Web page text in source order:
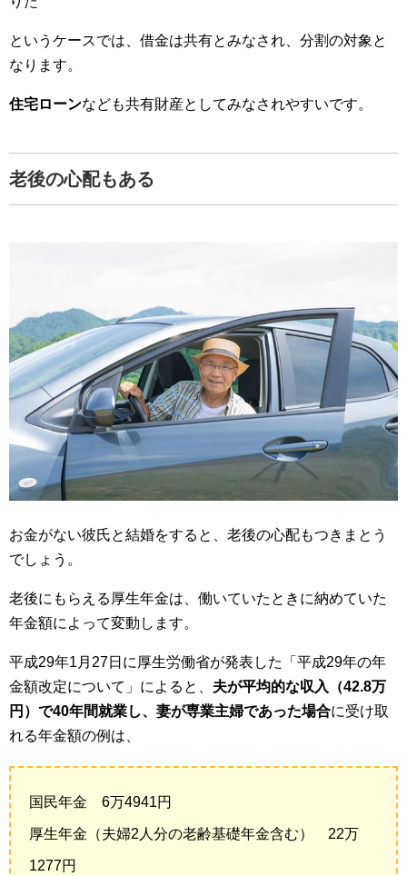
というケースでは、借金は共有とみなされ、分割の対象と
なります。
住宅ローンなども共有財産としてみなされやすいです。
老後の心配もある
お金がない彼氏と結婚をすると、老後の心配もつきまとう
でしょう。
老後にもらえる厚生年金は、働いていたときに納めていた
年金額によって変動します。
平成29年1月27日に厚生労働省が発表した「平成29年の年
金額改定について」によると、 夫が平均的な収入（42.8万
円）で40年間就業し、妻が専業主婦であった場合に受け取
れる年金額の例は、
国民年金 6万4941円
厚生年金（夫婦2人分の老齢基礎年金含む） 22万
1277円